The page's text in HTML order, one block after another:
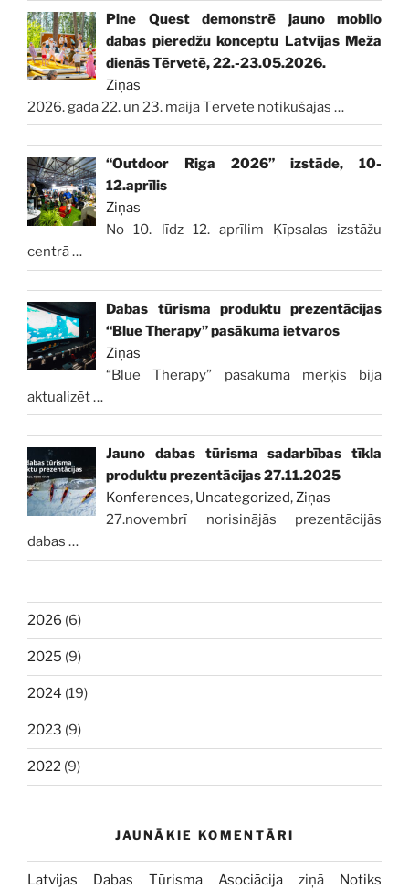
Pine Quest demonstrē jauno mobilo
dabas pieredžu konceptu Latvijas Meža
dienās Tērvetē, 22.-23.05.2026.
Ziņas
2026. gada 22. un 23. maijā Tērvetē notikušajās …
“Outdoor Riga 2026” izstāde, 10-
12.aprīlis
Ziņas
No 10. līdz 12. aprīlim Ķīpsalas izstāžu
centrā…
Dabas tūrisma produktu prezentācijas
“Blue Therapy” pasākuma ietvaros
Ziņas
“Blue Therapy” pasākuma mērķis bija
aktualizēt…
Jauno dabas tūrisma sadarbības tīkla
produktu prezentācijas 27.11.2025
Konferences, Uncategorized,Ziņas
27.novembrī norisinājās prezentācijās
dabas …
2026 (6)
2025 (9)
2024 (19)
2023 (9)
2022 (9)
JAUNĀKIE KOMENTĀRI
Latvijas Dabas Tūrisma Asociācija ziņā Notiks